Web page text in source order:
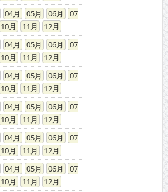
04 05 06
07
10 11
12
04 05 06
07
10 11
12
04 05 06
07
10 11
12
04 05 06
07
10 11
12
04 05 06
07
10 11
12
04 05 06
07
10 11
12